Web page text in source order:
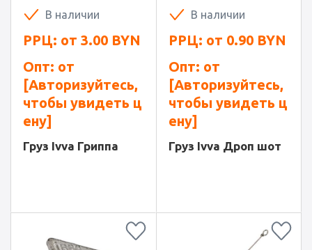
В наличии
РРЦ: от 3.00 BYN
Опт: от
[Авторизуйтесь,
чтобы увидеть ц
ену]
Груз Ivva Гриппа
В наличии
РРЦ: от 0.90 BYN
Опт: от
[Авторизуйтесь,
чтобы увидеть ц
ену]
Груз Ivva Дроп шот